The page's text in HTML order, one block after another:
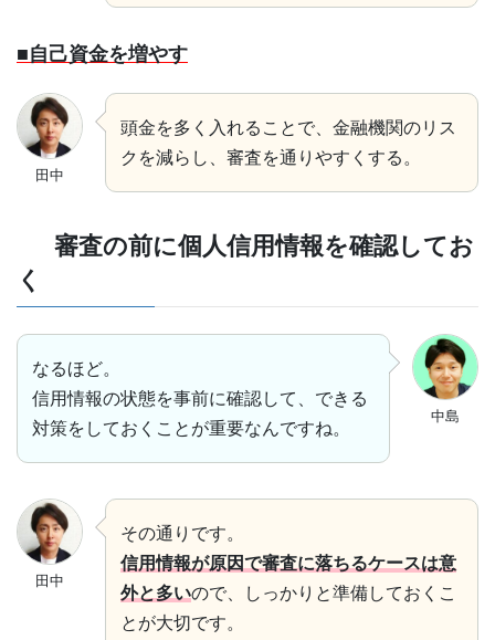
■自己資金を増やす
田中
頭金を多く入れることで、金融機関のリス
クを減らし、審査を通りやすくする。
審査の前に個人信用情報を確認してお
く
中島
なるほど。
信用情報の状態を事前に確認して、できる
対策をしておくことが重要なんですね。
田中
その通りです。
信用情報が原因で審査に落ちるケースは意
外と多いので、しっかりと準備しておくこ
とが大切です。